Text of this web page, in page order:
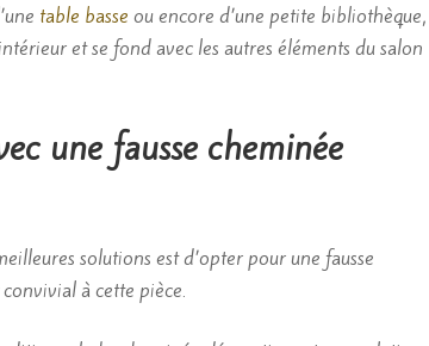
table basse ou encore d’une petite bibliothèque,
et se fond avec les autres éléments du salon
une fausse cheminée
solutions est d’opter pour une fausse
à cette pièce.